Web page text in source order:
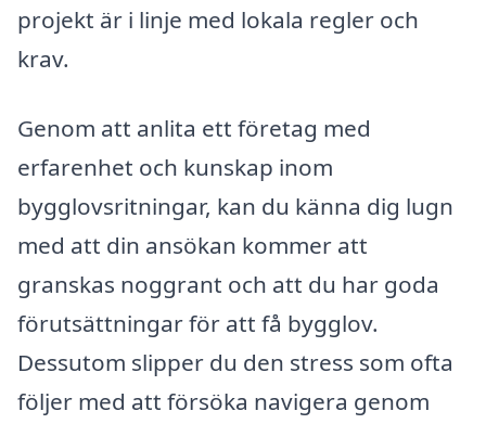
projekt är i linje med lokala regler och
krav.
Genom att anlita ett företag med
erfarenhet och kunskap inom
bygglovsritningar, kan du känna dig lugn
med att din ansökan kommer att
granskas noggrant och att du har goda
förutsättningar för att få bygglov.
Dessutom slipper du den stress som ofta
följer med att försöka navigera genom